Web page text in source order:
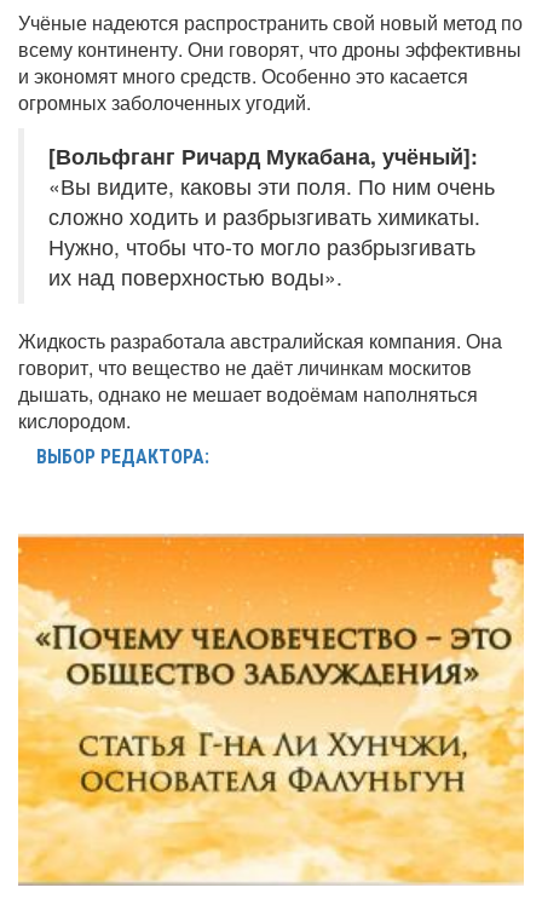
Учёные надеются распространить свой новый метод по
всему континенту. Они говорят, что дроны эффективны
и экономят много средств. Особенно это касается
огромных заболоченных угодий.
[Вольфганг Ричард Мукабана, учёный]:
«Вы видите, каковы эти поля. По ним очень
сложно ходить и разбрызгивать химикаты.
Нужно, чтобы что-то могло разбрызгивать
их над поверхностью воды».
Жидкость разработала австралийская компания. Она
говорит, что вещество не даёт личинкам москитов
дышать, однако не мешает водоёмам наполняться
кислородом.
ВЫБОР РЕДАКТОРА: